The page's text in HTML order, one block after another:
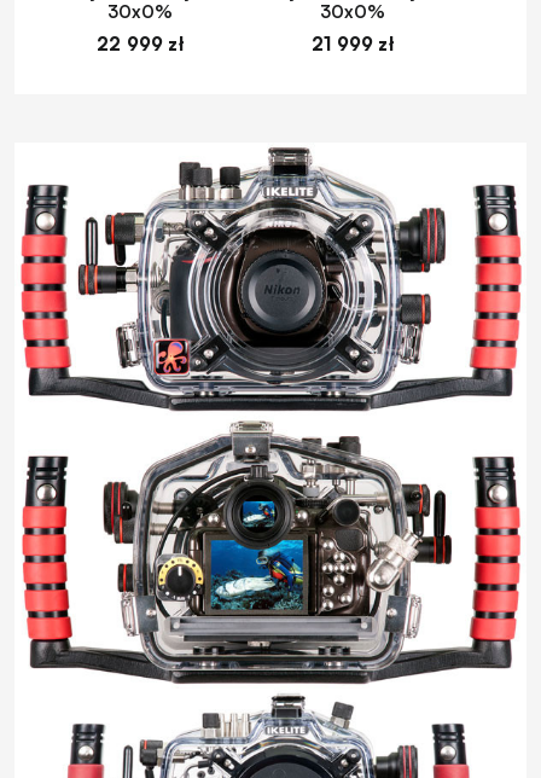
30x0%
22 999 zł
30x0%
21 999 zł